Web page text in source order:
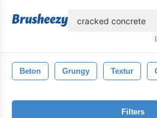
Beton Grungy Textur
Filters